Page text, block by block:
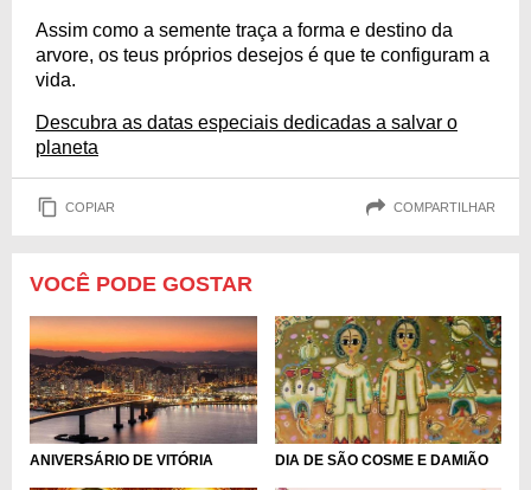
Assim como a semente traça a forma e destino da
arvore, os teus próprios desejos é que te configuram a
vida.
Descubra as datas especiais dedicadas a salvar o
planeta
COPIAR COMPARTILHAR
VOCÊ PODE GOSTAR
ANIVERSÁRIO DE VITÓRIA DIA DE SÃO COSME E DAMIÃO